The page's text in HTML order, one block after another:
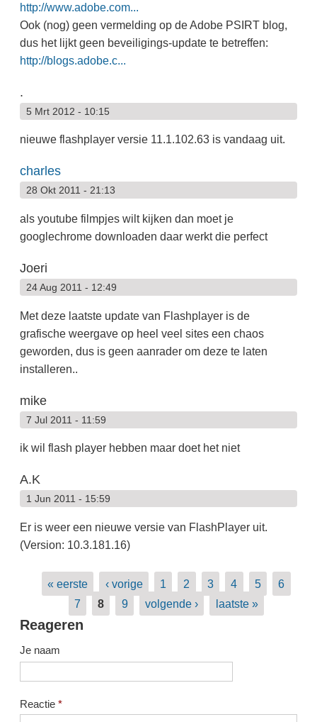
http://www.adobe.com...
Ook (nog) geen vermelding op de Adobe PSIRT blog,
dus het lijkt geen beveiligings-update te betreffen:
http://blogs.adobe.c...
.
5 Mrt 2012 - 10:15
nieuwe flashplayer versie 11.1.102.63 is vandaag uit.
charles
28 Okt 2011 - 21:13
als youtube filmpjes wilt kijken dan moet je
googlechrome downloaden daar werkt die perfect
Joeri
24 Aug 2011 - 12:49
Met deze laatste update van Flashplayer is de
grafische weergave op heel veel sites een chaos
geworden, dus is geen aanrader om deze te laten
installeren..
mike
7 Jul 2011 - 11:59
ik wil flash player hebben maar doet het niet
A.K
1 Jun 2011 - 15:59
Er is weer een nieuwe versie van FlashPlayer uit.
(Version: 10.3.181.16)
Pagina's
« eerste ‹ vorige 1 2 3 4 5
6
7
8 9 volgende › laatste »
Reageren
Je naam
Reactie *